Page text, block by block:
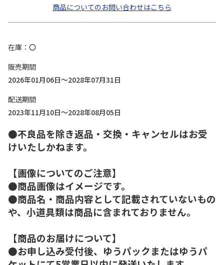
商品についてのお問い合わせはこちら
在庫
〇
販売期間
2026年01月06日～2028年07月31日
配送期間
2023年11月10日～2028年08月05日
●不良品を除き返品・交換・キャンセルはお受
けいたしかねます。
【画像についてのご注意】
●商品画像はイメージです。
●商品名・商品内容として記載されていないもの
や、小道具類は商品に含まれておりません。
【商品のお届けについて】
●お申し込み受付後、ゆうパックまたはゆうパ